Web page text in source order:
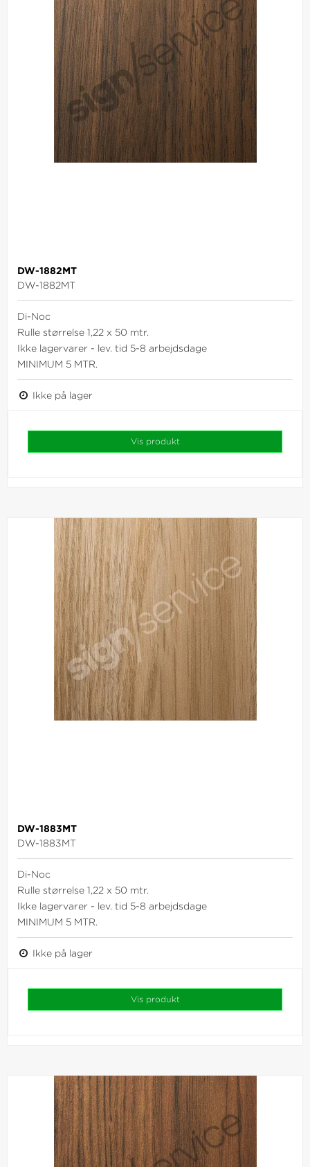
DW-1882MT
DW-1882MT
Di-Noc
Rulle størrelse 1,22 x 50 mtr.
Ikke lagervarer - lev. tid 5-8 arbejdsdage
MINIMUM 5 MTR.
Ikke på lager
Vis produkt
DW-1883MT
DW-1883MT
Di-Noc
Rulle størrelse 1,22 x 50 mtr.
Ikke lagervarer - lev. tid 5-8 arbejdsdage
MINIMUM 5 MTR.
Ikke på lager
Vis produkt